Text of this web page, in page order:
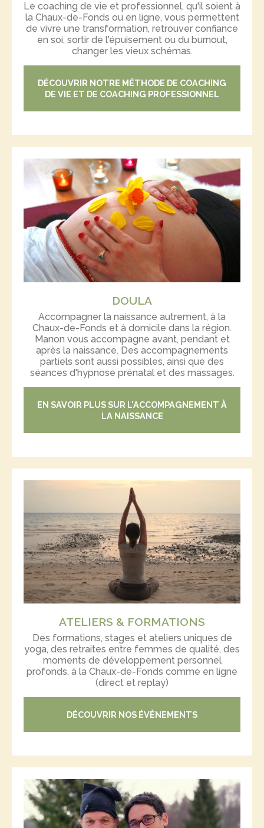
Le coaching de vie et professionnel, qu'il soient à
la Chaux-de-Fonds ou en ligne, vous permettent
de vivre une transformation, retrouver confiance
en soi, sortir de l'épuisement ou du burnout,
changer les vieux schémas.
DÉCOUVRIR NOTRE MÉTHODE DE COACHING
DE VIE ET DE COACHING PROFESSIONNEL
DOULA
Accompagner la naissance autrement, à la
Chaux-de-Fonds et à domicile dans la région.
Manon vous accompagne avant, pendant et
après la naissance. Des accompagnements
partiels sont aussi possibles, ainsi que des
séances d'hypnose prénatal et des massages.
EN SAVOIR PLUS SUR L'ACCOMPAGNEMENT À
LA NAISSANCE
ATELIERS & FORMATIONS
Des formations, stages et ateliers uniques de
yoga, des retraites entre femmes de qualité, des
moments de développement personnel
profonds, à la Chaux-de-Fonds comme en ligne
(direct et replay)
DÉCOUVRIR NOS ÉVÈNEMENTS